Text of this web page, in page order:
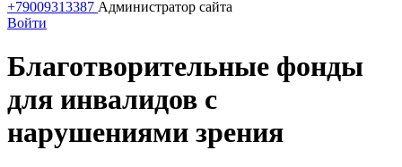
+79009313387 Администратор сайта
Войти
Благотворительные фонды
для инвалидов с
нарушениями зрения